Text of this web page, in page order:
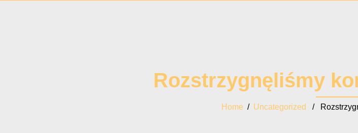
Rozstrzygnęliśmy
Home / Uncategorized /